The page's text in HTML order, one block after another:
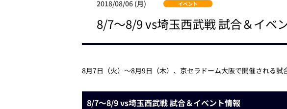
2018/08/06 (月) イベント
8/7～8/9 vs埼玉西武戦 試合＆イベ
8月7日（火）～8月9日（木）、京セラドーム大阪で開催される試
8/7～8/9 vs埼玉西武戦 試合＆イベント情報